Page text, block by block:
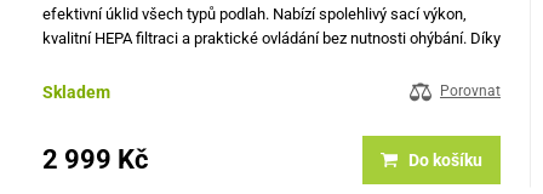
efektivní úklid všech typů podlah. Nabízí spolehlivý sací výkon,
kvalitní HEPA filtraci a praktické ovládání bez nutnosti ohýbání. Díky
Skladem Porovnat
2 999 Kč Do košíku